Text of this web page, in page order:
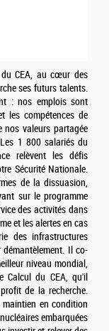
CEA, au cœur des
ses futurs talents.
: nos emplois sont
les compétences de
valeurs partagée
1 800 salariés du
relèvent les défis
Sécurité Nationale.
de la dissuasion,
sur le programme
des activités dans
et les alertes en cas
des infrastructures
Il co-
niveau mondial,
Calcul du CEA, qu'il
de la recherche.
en condition
embarquées